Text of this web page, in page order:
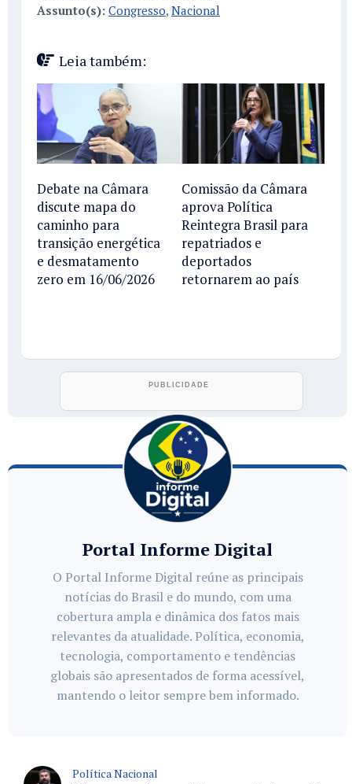
Assunto(s): Congresso, Nacional
Leia também:
Debate na Câmara
discute mapa do
caminho para
transição energética
e desmatamento
zero em 16/06/2026
Comissão da Câmara
aprova Política
Reintegra Brasil para
repatriados e
deportados
retornarem ao país
Portal Informe Digital
O Portal Informe Digital reúne as principais
notícias do Brasil e do mundo, com uma
cobertura ampla e dinâmica dos fatos mais
relevantes da atualidade. Política, economia,
tecnologia, comportamento e tendências
globais são apresentados de forma acessível,
mantendo o leitor sempre bem informado.
Política Nacional